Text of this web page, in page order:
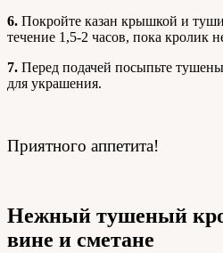
6. Покройте казан крышкой и
течение 1,5-2 часов, пока кролик
7. Перед подачей посыпьте
для украшения.
Приятного аппетита!
Нежный тушеный
вине и сметане